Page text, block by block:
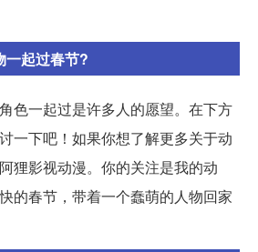
一起过春节?
色一起过是许多人的愿望。在下方
一下吧！如果你想了解更多关于动
狸影视动漫。你的关注是我的动
的春节，带着一个蠢萌的人物回家